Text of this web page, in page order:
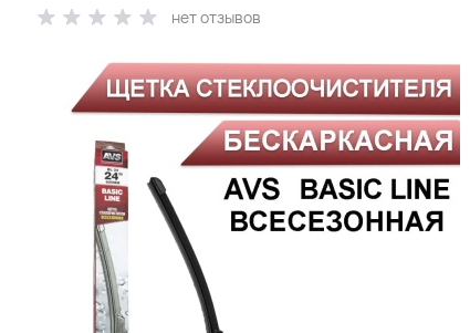
нет отзывов